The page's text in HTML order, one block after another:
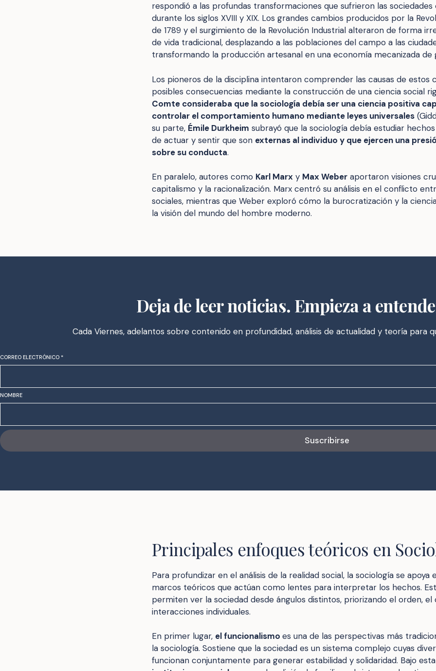
respondió a las profundas transformaciones que sufrieron las sociedades
durante los siglos XVIII y XIX. Los grandes cambios producidos por la
de 1789 y el surgimiento de la Revolución Industrial alteraron de forma
de vida tradicional, desplazando a las poblaciones del campo a las
transformando la producción artesanal en una economía mecanizada de
Los pioneros de la disciplina intentaron comprender las causas de estos
posibles consecuencias mediante la construcción de una ciencia social
Comte consideraba que la sociología debía ser una ciencia positiva
controlar el comportamiento humano mediante leyes universales
su parte, Émile Durkheim subrayó que la sociología debía estudiar
de actuar y sentir que son externas al individuo y que ejercen una
sobre su conducta.
En paralelo, autores como Karl Marx y Max Weber aportaron visiones
capitalismo y la racionalización. Marx centró su análisis en el conflicto
sociales, mientras que Weber exploró cómo la burocratización y la
la visión del mundo del hombre moderno.
Deja de leer noticias. Empieza a
Cada Viernes, adelantos sobre contenido en profundidad, análisis de actualidad y teoría para
CORREO ELECTRÓNICO *
NOMBRE
Suscribirse
Principales enfoques teóricos en
Para profundizar en el análisis de la realidad social, la sociología se apoya
marcos teóricos que actúan como lentes para interpretar los hechos.
permiten ver la sociedad desde ángulos distintos, priorizando el orden,
interacciones individuales.
En primer lugar, el funcionalismo es una de las perspectivas más
la sociología. Sostiene que la sociedad es un sistema complejo cuyas
funcionan conjuntamente para generar estabilidad y solidaridad. Bajo